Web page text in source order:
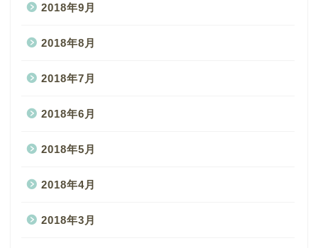
2018年9月
2018年8月
2018年7月
2018年6月
2018年5月
2018年4月
2018年3月